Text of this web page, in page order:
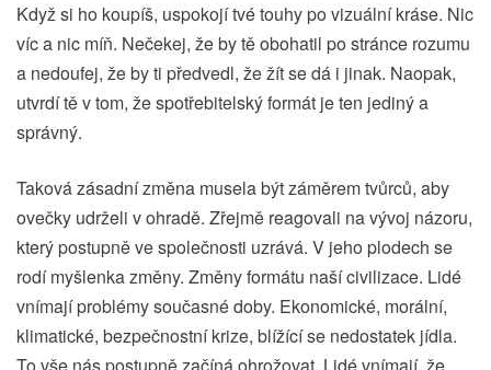
Když si ho koupíš, uspokojí tvé touhy po vizuální kráse. Nic
víc a nic míň. Nečekej, že by tě obohatil po stránce rozumu
a nedoufej, že by ti předvedl, že žít se dá i jinak. Naopak,
utvrdí tě v tom, že spotřebitelský formát je ten jediný a
správný.
Taková zásadní změna musela být záměrem tvůrců, aby
ovečky udrželi v ohradě. Zřejmě reagovali na vývoj názoru,
který postupně ve společnosti uzrává. V jeho plodech se
rodí myšlenka změny. Změny formátu naší civilizace. Lidé
vnímají problémy současné doby. Ekonomické, morální,
klimatické, bezpečnostní krize, blížící se nedostatek jídla.